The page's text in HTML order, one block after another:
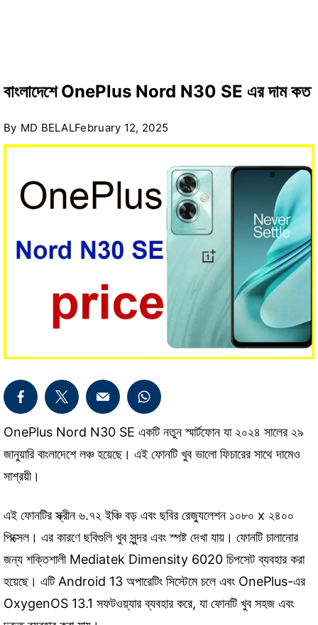
বাংলাদেশে OnePlus Nord N30 SE এর দাম কত
By MD BELALFebruary 12, 2025
OnePlus Nord N30 SE একটি নতুন স্মার্টফোন যা ২০২৪ সালের ২৯
জানুয়ারি বাংলাদেশে লঞ্চ হয়েছে। এই ফোনটি খুব ভালো ফিচারের সাথে দামেও
সাশ্রয়ী।
এই ফোনটির স্ক্রীন ৬.৭২ ইঞ্চি বড় এবং ছবির রেজ্যুলেশন ১০৮০ x ২৪০০
পিক্সেল। এর কারণে ছবিগুলি খুব সুন্দর এবং স্পষ্ট দেখা যায়। ফোনটি চালানোর
জন্য শক্তিশালী Mediatek Dimensity 6020 চিপসেট ব্যবহার করা
হয়েছে। এটি Android 13 অপারেটিং সিস্টেমে চলে এবং OnePlus-এর
OxygenOS 13.1 সফটওয়্যার ব্যবহার করে, যা ফোনটি খুব সহজ এবং